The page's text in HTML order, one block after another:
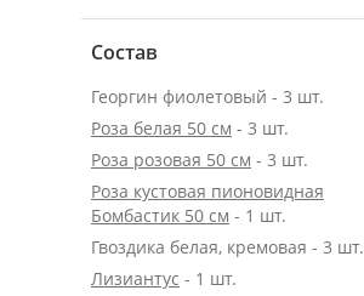
Состав
Георгин фиолетовый - 3 шт.
Роза белая 50 см - 3 шт.
Роза розовая 50 см - 3 шт.
Роза кустовая пионовидная
Бомбастик 50 см - 1 шт.
Гвоздика белая, кремовая - 3 шт.
Лизиантус - 1 шт.